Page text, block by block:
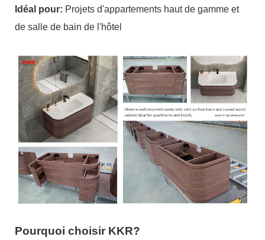
Idéal pour: Projets d'appartements haut de gamme et
de salle de bain de l'hôtel
Pourquoi choisir KKR?